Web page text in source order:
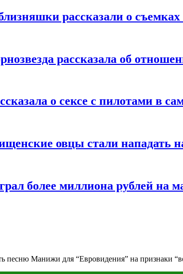
рассказали о съемках
рассказала об
о сексе с пилотами в
овцы стали нападать
более миллиона рублей на
песню Манижи для “Евровидения” на признаки